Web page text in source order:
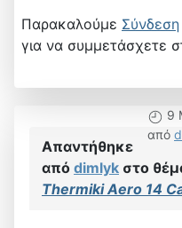
Παρακαλούμε Σύνδεση
για να συμμετάσχετε
9
από
Απαντήθηκε
από dimlyk στο
Thermiki Aero 14